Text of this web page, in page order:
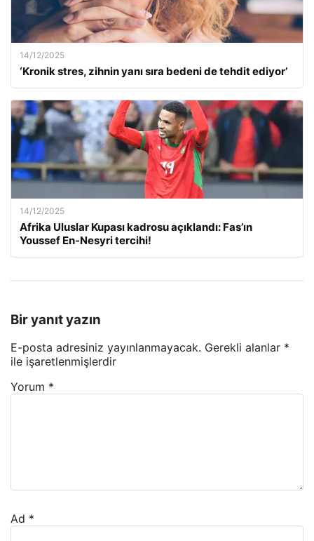
14/12/2025
‘Kronik stres, zihnin yanı sıra bedeni de tehdit ediyor’
14/12/2025
Afrika Uluslar Kupası kadrosu açıklandı: Fas’ın
Youssef En-Nesyri tercihi!
Bir yanıt yazın
E-posta adresiniz yayınlanmayacak. Gerekli alanlar *
ile işaretlenmişlerdir
Yorum *
Ad *